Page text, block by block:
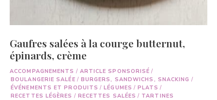
Gaufres salées à la courge butternut,
épinards, crème
ACCOMPAGNEMENTS / ARTICLE SPONSORISÉ /
BOULANGERIE SALÉE / BURGERS, SANDWICHS, SNACKING /
ÉVÉNEMENTS ET PRODUITS / LÉGUMES / PLATS /
RECETTES LÉGÈRES / RECETTES SALÉES / TARTINES